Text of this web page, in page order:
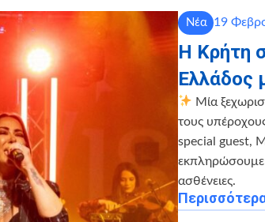
Νέα 19
Η Κρήτη
Ελλάδος
Μία
τους
special guest,
εκπληρώσουμε
ασθένειες.